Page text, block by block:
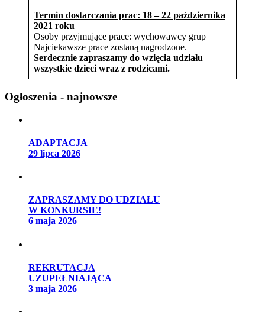
Termin dostarczania prac: 18 – 22 października
2021 roku
Osoby przyjmujące prace: wychowawcy grup
Najciekawsze prace zostaną nagrodzone.
Serdecznie zapraszamy do wzięcia udziału
wszystkie dzieci wraz z rodzicami.
Ogłoszenia - najnowsze
ADAPTACJA
29 lipca 2026
ZAPRASZAMY DO UDZIAŁU
W KONKURSIE!
6 maja 2026
REKRUTACJA
UZUPEŁNIAJĄCA
3 maja 2026